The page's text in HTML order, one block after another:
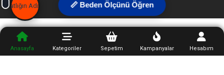
Anasayfa Kategoriler Sepetim Kampanyalar Hesabım
📏 Beden Ölçünü Öğren